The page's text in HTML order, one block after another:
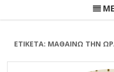
ΕΤΙΚΈΤΑ: ΜΑΘΑΙΝΩ ΤΗΝ